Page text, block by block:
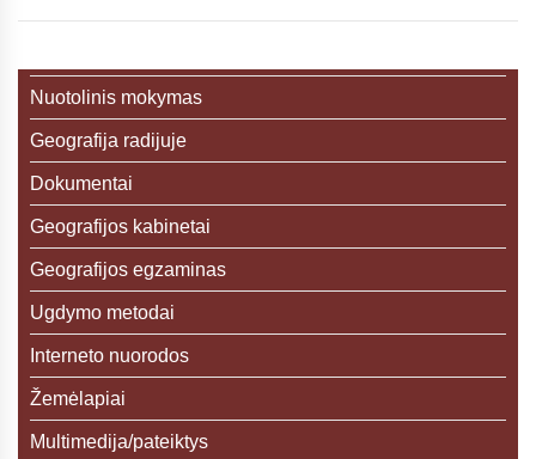
Nuotolinis mokymas
Geografija radijuje
Dokumentai
Geografijos kabinetai
Geografijos egzaminas
Ugdymo metodai
Interneto nuorodos
Žemėlapiai
Multimedija/pateiktys